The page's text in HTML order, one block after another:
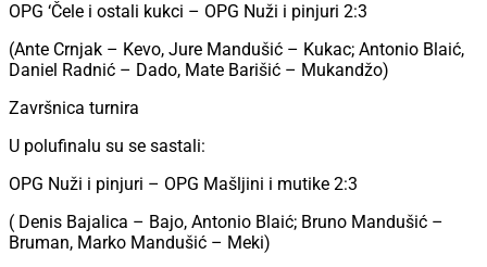
OPG ‘Čele i ostali kukci – OPG Nuži i pinjuri 2:3
(Ante Crnjak – Kevo, Jure Mandušić – Kukac; Antonio Blaić,
Daniel Radnić – Dado, Mate Barišić – Mukandžo)
Završnica turnira
U polufinalu su se sastali:
OPG Nuži i pinjuri – OPG Mašljini i mutike 2:3
( Denis Bajalica – Bajo, Antonio Blaić; Bruno Mandušić –
Bruman, Marko Mandušić – Meki)